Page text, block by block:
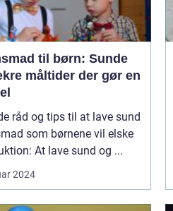
til børn: Sunde
måltider der gør en
råd og tips til at lave sund
som børnene vil elske
At lave sund og ...
2024